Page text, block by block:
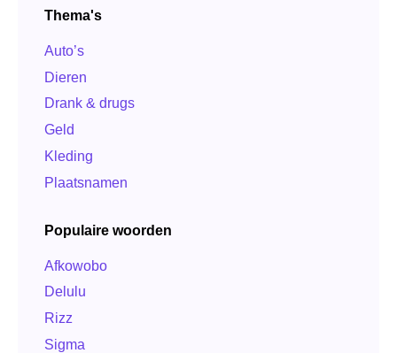
Thema's
Auto’s
Dieren
Drank & drugs
Geld
Kleding
Plaatsnamen
Populaire woorden
Afkowobo
Delulu
Rizz
Sigma